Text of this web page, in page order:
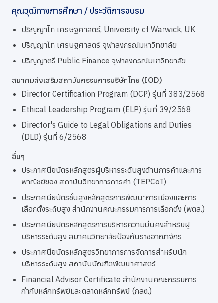
คุณวุฒิทางการศึกษา / ประวัติการอบรม
ปริญญาโท เศรษฐศาสตร์, University of Warwick, UK
ปริญญาโท เศรษฐศาสตร์ จุฬาลงกรณ์มหาวิทยาลัย
ปริญญาตรี Public Finance จุฬาลงกรณ์มหาวิทยาลัย
สมาคมส่งเสริมสถาบันกรรมการบริษัทไทย (IOD)
Director Certification Program (DCP) รุ่นที่ 383/2568
Ethical Leadership Program (ELP) รุ่นที่ 39/2568
Director's Guide to Legal Obligations and Duties
(DLD) รุ่นที่ 6/2568
อื่นๆ
ประกาศนียบัตรหลักสูตรผู้บริหารระดับสูงด้านการค้าและการ
พาณิชย์ของ สถาบันวิทยาการการค้า (TEPCoT)
ประกาศนียบัตรชั้นสูงหลักสูตรการพัฒนาการเมืองและการ
เลือกตั้งระดับสูง สำนักงานคณะกรรมการการเลือกตั้ง (พตส.)
ประกาศนียบัตรหลักสูตรการบริหารความมั่นคงสำหรับผู้
บริหารระดับสูง สมาคมวิทยาลัยป้องกันราชอาณาจักร
ประกาศนียบัตรหลักสูตรวิทยาการการจัดการสำหรับนัก
บริหารระดับสูง สถาบันบัณฑิตพัฒนาศาสตร์
Financial Advisor Certificate สำนักงานคณะกรรมการ
กำกับหลักทรัพย์และตลาดหลักทรัพย์ (กลต.)